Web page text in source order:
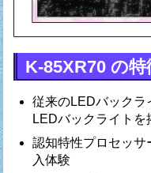
K-85XR70 の特
従来のLEDバックラ
LEDバックライトを
認知特性プロセッ
入体験